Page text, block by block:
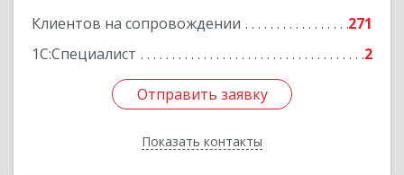
Клиентов на сопровождении
271
1С:Специалист
2
Отправить заявку
Показать контакты
Отправить заявку
Назад